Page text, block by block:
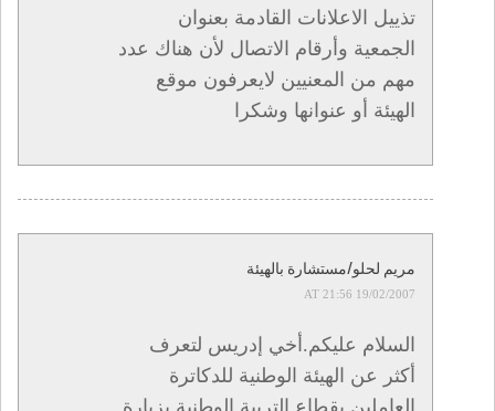
تذييل الاعلانات القادمة بعنوان
الجمعية وأرقام الاتصال لأن هناك عدد
مهم من المعنيين لايعرفون موقع
الهيئة أو عنوانها وشكرا
مريم لحلو/مستشارة بالهيئة
19/02/2007 AT 21:56
السلام عليكم.أخي إدريس لتعرف
أكثر عن الهيئة الوطنية للدكاترة